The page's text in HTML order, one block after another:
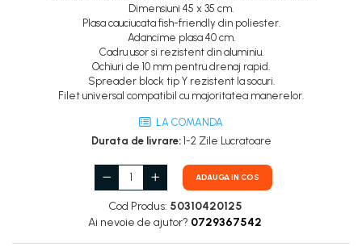
Dimensiuni 45 x 35 cm.
Plasa cauciucata fish-friendly din poliester.
Adancime plasa 40 cm.
Cadru usor si rezistent din aluminiu.
Ochiuri de 10 mm pentru drenaj rapid.
Spreader block tip Y rezistent la socuri.
Filet universal compatibil cu majoritatea manerelor.
LA COMANDA
Durata de livrare:1-2 Zile Lucratoare
ADAUGA IN COS
Cod Produs: 50310420125
Ai nevoie de ajutor? 0729367542